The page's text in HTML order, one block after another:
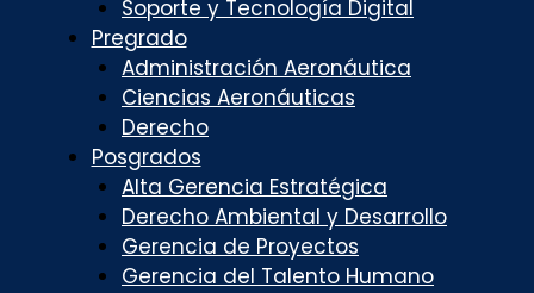
Soporte y Tecnología Digital
Pregrado
Administración Aeronáutica
Ciencias Aeronáuticas
Derecho
Posgrados
Alta Gerencia Estratégica
Derecho Ambiental y Desarrollo
Gerencia de Proyectos
Gerencia del Talento Humano